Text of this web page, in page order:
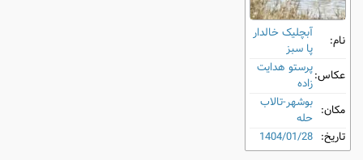
نام:
آبچلیک خالدار
پا سبز
عکاس:پرستو هدایت
زاده
مکان: بوشهر-تالاب
حله
تاریخ: 1404/01/28